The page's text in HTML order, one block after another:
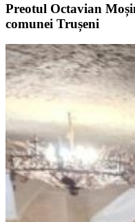
Preotul Octavian
comunei Trușeni